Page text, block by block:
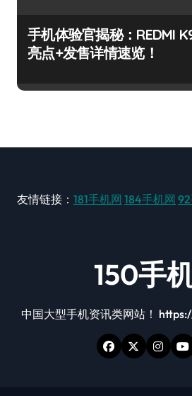
手机体验官揭秘：REDMI
亮点+发售详情速览！
友情链接： 181手机网 184手机网
150手
中国大型手机资讯类网站！